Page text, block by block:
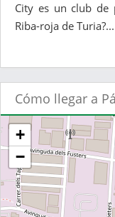
City es un club de
Riba-roja de Turia?...
Cómo llegar a
+
−